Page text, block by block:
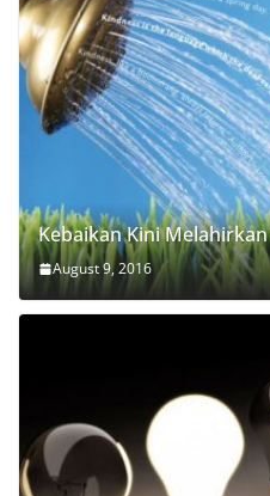
Kebaikan Kini
August 9, 2016